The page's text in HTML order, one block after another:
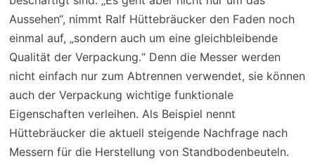
Aussehen“, nimmt Ralf Hüttebräucker den Faden noch
einmal auf, „sondern auch um eine gleichbleibende
Qualität der Verpackung.“ Denn die Messer werden
nicht einfach nur zum Abtrennen verwendet, sie können
auch der Verpackung wichtige funktionale
Eigenschaften verleihen. Als Beispiel nennt
Hüttebräucker die aktuell steigende Nachfrage nach
Messern für die Herstellung von Standbodenbeuteln.